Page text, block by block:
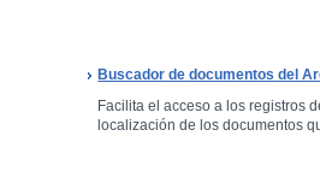
Buscador de documentos del
Facilita el acceso a los registros
localización de los documentos